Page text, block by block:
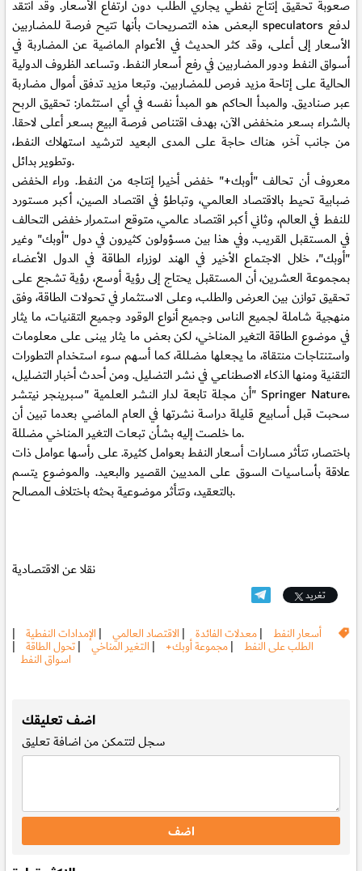
صعوبة تحقيق إنتاج نفطي يجاري الطلب دون ارتفاع الأسعار. وقد انتقد
البعض هذه التصريحات بأنها تتيح فرصة للمضاربين speculators لدفع
الأسعار إلى أعلى، وقد كثر الحديث في الأعوام الماضية عن المضاربة في
أسواق النفط ودور المضاربين في رفع أسعار النفط. وتساعد الظروف الدولية
الحالية على إتاحة مزيد فرص للمضاربين. وتبعا مزيد تدفق أموال مضاربة
عبر صناديق. والمبدأ الحاكم هو المبدأ نفسه في أي استثمار: تحقيق الربح
بالشراء بسعر منخفض الآن، بهدف اقتناص فرصة البيع بسعر أعلى لاحقا.
من جانب آخر، هناك حاجة على المدى البعيد لترشيد استهلاك النفط،
وتطوير بدائل.
معروف أن تحالف "أوبك+" خفض أخيرا إنتاجه من النفط. وراء الخفض
ضبابية تحيط بالاقتصاد العالمي، وتباطؤ في اقتصاد الصين، أكبر مستورد
للنفط في العالم، وثاني أكبر اقتصاد عالمي، متوقع استمرار خفض التحالف
في المستقبل القريب. وفي هذا بين مسؤولون كثيرون في دول "أوبك" وغير
"أوبك"، خلال الاجتماع الأخير في الهند لوزراء الطاقة في الدول الأعضاء
بمجموعة العشرين، أن المستقبل يحتاج إلى رؤية أوسع، رؤية تشجع على
تحقيق توازن بين العرض والطلب، وعلى الاستثمار في تحولات الطاقة، وفق
منهجية شاملة لجميع الناس وجميع أنواع الوقود وجميع التقنيات، ما يثار
في موضوع الطاقة التغير المناخي، لكن بعض ما يثار يبنى على معلومات
واستنتاجات منتقاة، ما يجعلها مضللة، كما أسهم سوء استخدام التطورات
التقنية ومنها الذكاء الاصطناعي في نشر التضليل. ومن أحدث أخبار التضليل،
أن مجلة تابعة لدار النشر العلمية "سبرينجر نيتشر" Springer Nature،
سحبت قبل أسابيع قليلة دراسة نشرتها في العام الماضي بعدما تبين أن
ما خلصت إليه بشأن تبعات التغير المناخي مضللة.
باختصار، تتأثر مسارات أسعار النفط بعوامل كثيرة. على رأسها عوامل ذات
علاقة بأساسيات السوق على المديين القصير والبعيد. والموضوع يتسم
بالتعقيد، وتتأثر موضوعية بحثه باختلاف المصالح.
نقلا عن الاقتصادية
تغريد
أسعار النفط |معدلات الفائدة | الاقتصاد العالمي | الإمدادات النفطية |
الطلب على النفط |مجموعة أوبك+ | التغير المناخي |تحول الطاقة |
اسواق النفط
اضف تعليقك
سجللتتمكن من اضافة تعليق